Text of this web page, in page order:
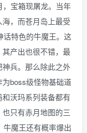
宝箱现屠龙。当年
，而苍月岛上最受
话特色的牛魔王。这
产出也很不错，最
兵。那么除此之外
boss级怪物基础道
沃玛系列装备都有
只有赤月地图的三
牛魔王还有概率爆出